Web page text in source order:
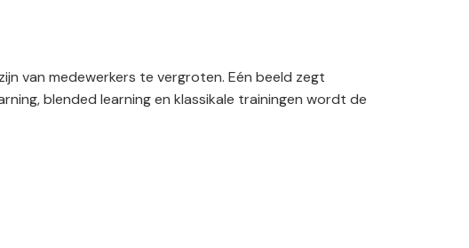
van medewerkers te vergroten. Eén beeld zegt
blended learning en klassikale trainingen wordt de